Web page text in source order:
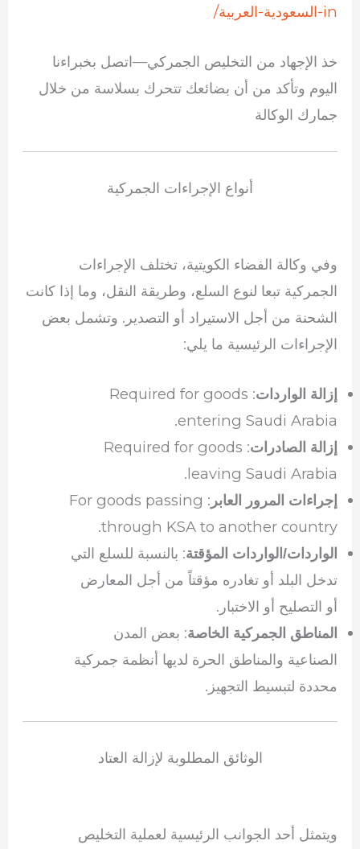
in-السعودية-العربية/
خذ الإجهاد من التخليص الجمركي—اتصل بخبراءنا
اليوم وتأكد من أن بضائعك تتحرك بسلاسة من خلال
جمارك الوكالة
أنواع الإجراءات الجمركية
وفي وكالة الفضاء الكويتية، تختلف الإجراءات
الجمركية تبعا لنوع السلع، وطريقة النقل، وما إذا كانت
الشحنة من أجل الاستيراد أو التصدير. وتشمل بعض
الإجراءات الرئيسية ما يلي:
إزالة الواردات : Required for goods
entering Saudi Arabia.
إزالة الصادرات : Required for goods
leaving Saudi Arabia.
إجراءات المرور العابر
: For goods passing
through KSA to another country.
الواردات/الواردات المؤقتة: بالنسبة للسلع التي
تدخل البلد أو تغادره مؤقتاً من أجل المعارض
أو التصليح أو الاختبار.
المناطق الجمركية الخاصة: بعض المدن
الصناعية والمناطق الحرة لديها أنظمة جمركية
محددة لتبسيط التجهيز.
الوثائق المطلوبة لإزالة العتاد
ويتمثل أحد الجوانب الرئيسية لعملية التخليص